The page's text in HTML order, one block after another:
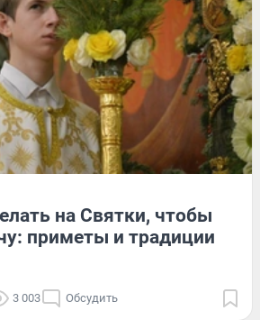
на Святки, чтобы
приметы и традиции
3 003 Обсудить